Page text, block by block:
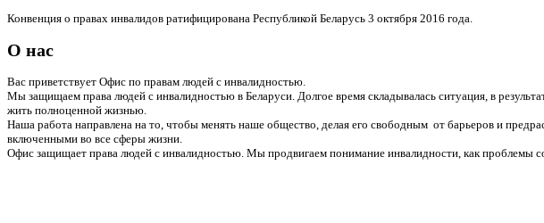
Конвенция о правах инвалидов ратифицирована Республикой Беларусь 3 октября 2016 года.
О нас
Вас приветствует Офис по правам людей с инвалидностью.
Мы защищаем права людей с инвалидностью в Беларуси. Долгое время складывалась ситуация, в
жить полноценной жизнью.
Наша работа направлена на то, чтобы менять наше общество, делая его свободным от барьеров и
включенными во все сферы жизни.
Офис защищает права людей с инвалидностью. Мы продвигаем понимание инвалидности, как проблемы